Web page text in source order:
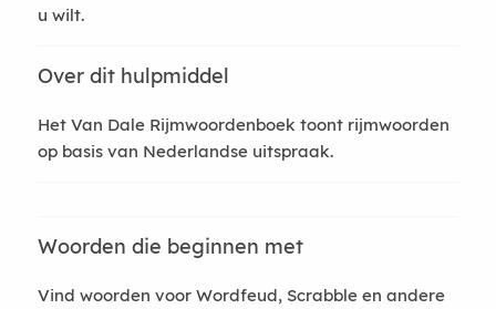
u wilt.
Over dit hulpmiddel
Het Van Dale Rijmwoordenboek toont rijmwoorden
op basis van Nederlandse uitspraak.
Woorden die beginnen met
Vind woorden voor Wordfeud, Scrabble en andere